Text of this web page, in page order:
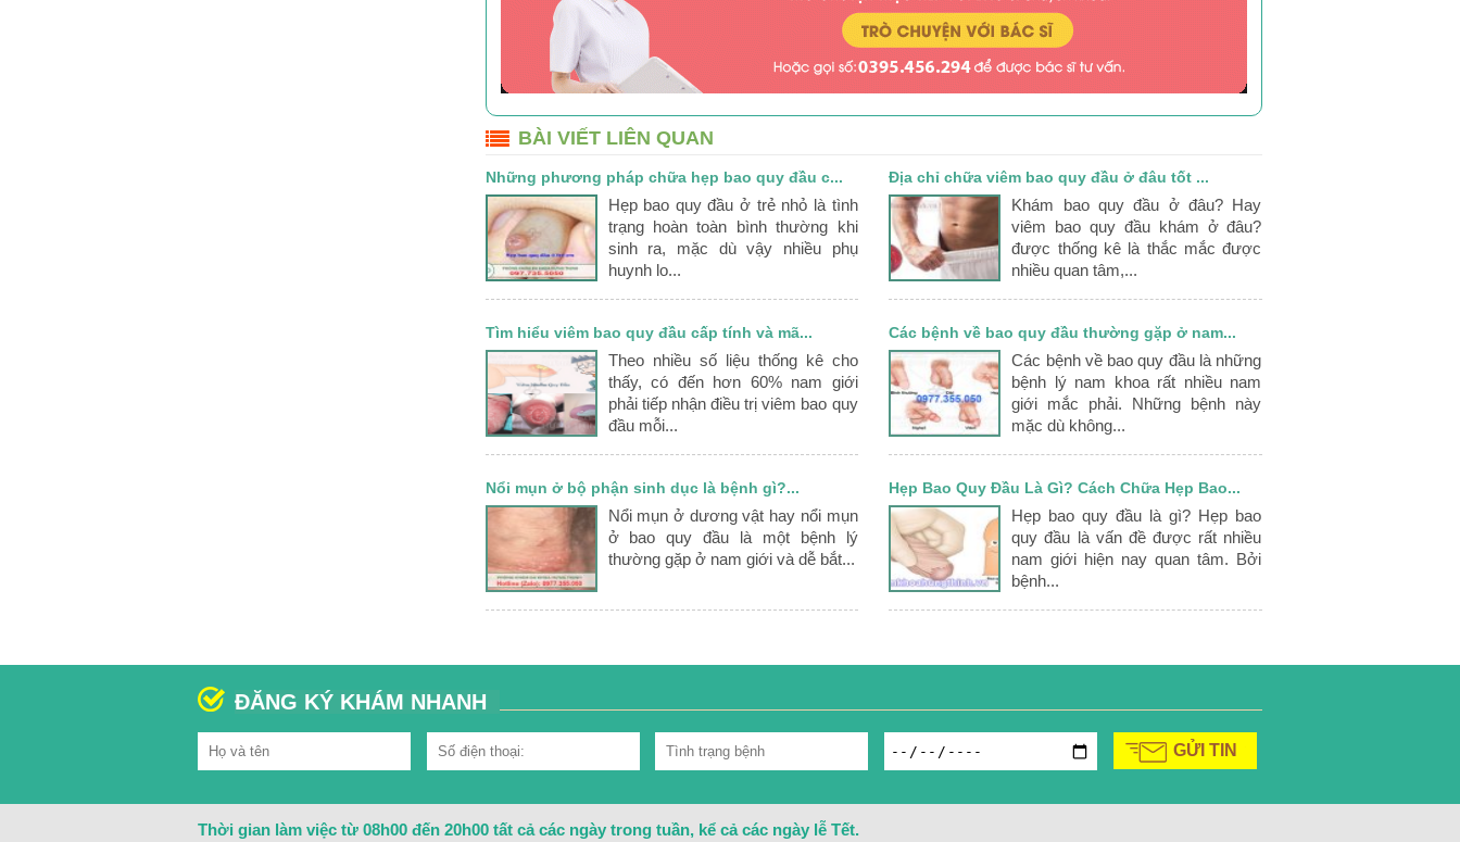
BÀI VIẾT LIÊN QUAN
Những phương pháp chữa hẹp bao quy đầu c...
Hẹp bao quy đầu ở trẻ nhỏ là tình
trạng hoàn toàn bình thường khi
sinh ra, mặc dù vậy nhiều phụ
huynh lo...
Địa chỉ chữa viêm bao quy đầu ở đâu tốt ...
Khám bao quy đầu ở đâu? Hay
viêm bao quy đầu khám ở đâu?
được thống kê là thắc mắc được
nhiều quan tâm,...
Tìm hiểu viêm bao quy đầu cấp tính và mã...
Theo nhiều số liệu thống kê cho
thấy, có đến hơn 60% nam giới
phải tiếp nhận điều trị viêm bao quy
đầu mỗi...
Các bệnh về bao quy đầu thường gặp ở nam...
Các bệnh về bao quy đầu là những
bệnh lý nam khoa rất nhiều nam
giới mắc phải. Những bệnh này
mặc dù không...
Nổi mụn ở bộ phận sinh dục là bệnh gì?...
Nổi mụn ở dương vật hay nổi mụn
ở bao quy đầu là một bệnh lý
thường gặp ở nam giới và dễ bắt...
Hẹp Bao Quy Đầu Là Gì? Cách Chữa Hẹp Bao...
Hẹp bao quy đầu là gì? Hẹp bao
quy đầu là vấn đề được rất nhiều
nam giới hiện nay quan tâm. Bởi
bệnh...
ĐĂNG KÝ KHÁM NHANH
Thời gian làm việc từ 08h00 đến 20h00 tất cả các ngày trong tuần, kể cả các ngày lễ Tết.